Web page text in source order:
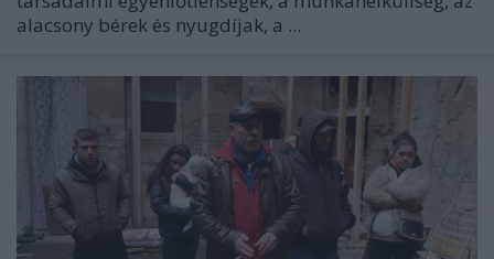
alacsony bérek és nyugdíjak, a ...